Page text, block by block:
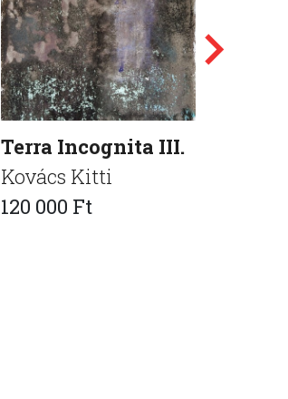
Terra Incognita III.
Kovács Kitti
120 000 Ft